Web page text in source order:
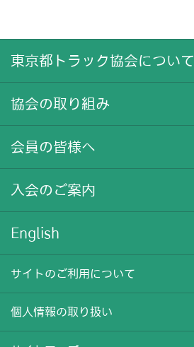
東京都トラック協会について
協会の取り組み
会員の皆様へ
入会のご案内
English
サイトのご利用について
個人情報の取り扱い